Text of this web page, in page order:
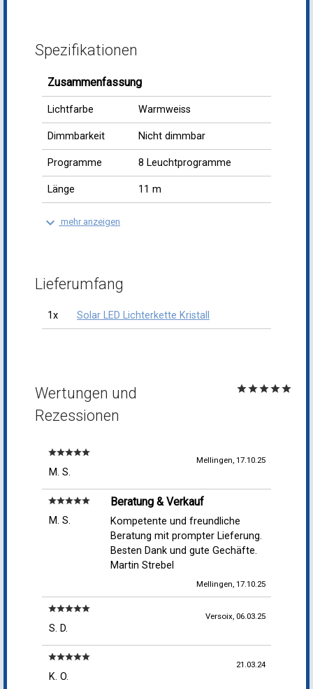
Spezifikationen
Zusammenfassung
Lichtfarbe Warmweiss
Dimmbarkeit Nicht dimmbar
Programme 8 Leuchtprogramme
Länge 11 m
keyboard_arrow_down mehr anzeigen
Lieferumfang
1x Solar LED Lichterkette Kristall
Wertungen und
Rezessionen
starstarstarstarstar
starstarstarstarstar
M. S.
Mellingen, 17.10.25
starstarstarstarstar
M. S.
Beratung & Verkauf
Kompetente und freundliche
Beratung mit prompter Lieferung.
Besten Dank und gute Gechäfte.
Martin Strebel
Mellingen, 17.10.25
starstarstarstarstar
S. D.
Versoix, 06.03.25
starstarstarstarstar
K. O.
21.03.24